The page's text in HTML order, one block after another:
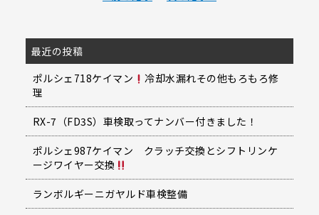
最近の投稿
ポルシェ718ケイマン
冷却水漏れその他もろもろ修
理
RX-7（FD3S）車検取ってナンバー付きました！
ポルシェ987ケイマン クラッチ交換とシフトリンケ
ージワイヤー交換
ランボルギーニガヤルド車検整備